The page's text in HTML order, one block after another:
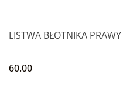
LISTWA BŁOTNIKA
60.00